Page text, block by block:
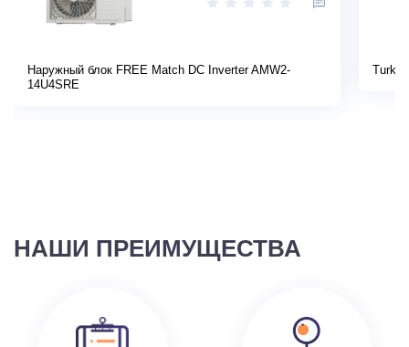
Наружный блок FREE Match DC Inverter AMW2-
14U4SRE
НАШИ ПРЕИМУЩЕСТВА